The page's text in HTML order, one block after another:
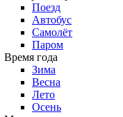
Поезд
Автобус
Самолёт
Паром
Время года
Зима
Весна
Лето
Осень